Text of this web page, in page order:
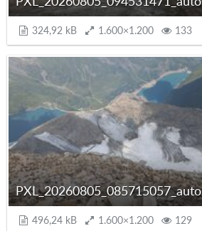
324,92 kB 1.600×1.200 133
496,24 kB 1.600×1.200 129